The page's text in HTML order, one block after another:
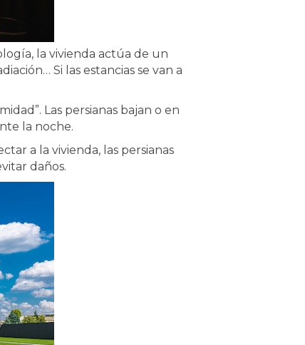
la vivienda actúa de un
Si las estancias se van a
Las persianas bajan o en
la noche.
a la vivienda, las persianas
daños.